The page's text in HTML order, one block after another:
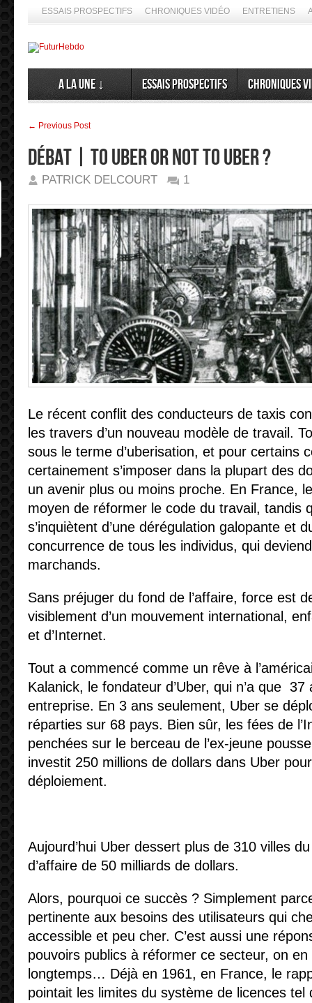
ESSAIS PROSPECTIFS CHRONIQUES VIDÉO ENTRETIENS
A la Une ↓ Essais prospectifs Chroniques
← Previous Post
Débat | To Uber or not to Uber ?
PATRICK DELCOURT 1
Le récent conflit des conducteurs de taxis
les travers d’un nouveau modèle de travail.
sous le terme d’uberisation, et pour certains
certainement s’imposer dans la plupart des
un avenir plus ou moins proche. En France,
moyen de réformer le code du travail, tandis
s’inquiètent d’une dérégulation galopante et
concurrence de tous les individus, qui
marchands.
Sans préjuger du fond de l’affaire, force est
visiblement d’un mouvement international,
et d’Internet.
Tout a commencé comme un rêve à
Kalanick, le fondateur d’Uber, qui n’a que
entreprise. En 3 ans seulement, Uber se
réparties sur 68 pays. Bien sûr, les fées de
penchées sur le berceau de l’ex-jeune
investit 250 millions de dollars dans Uber
déploiement.
Aujourd’hui Uber dessert plus de 310 villes
d’affaire de 50 milliards de dollars.
Alors, pourquoi ce succès ? Simplement
pertinente aux besoins des utilisateurs qui
accessible et peu cher. C’est aussi une
pouvoirs publics à réformer ce secteur, on en
longtemps… Déjà en 1961, en France, le
pointait les limites du système de licences tel